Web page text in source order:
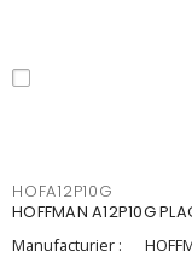
HOFA12P10G
HOFFMAN A12P10G
Manufacturier :